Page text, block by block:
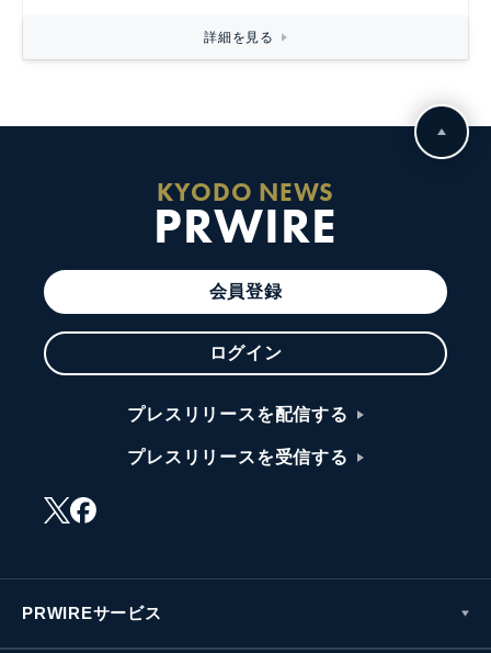
詳細を見る
KYODO NEWS
PRWIRE
会員登録
ログイン
プレスリリースを配信する
プレスリリースを受信する
PRWIREサービス